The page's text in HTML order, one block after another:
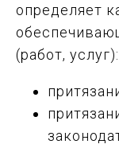
определяет
(работ, услуг):